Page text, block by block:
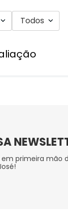
Todos
primeira mão